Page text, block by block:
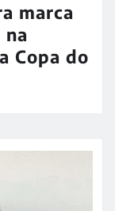
marca
Copa do